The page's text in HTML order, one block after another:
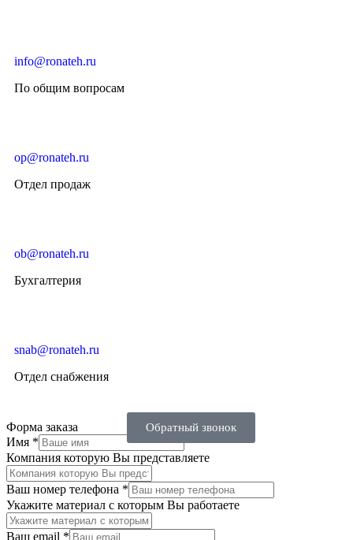
info@ronateh.ru
По общим вопросам
op@ronateh.ru
Отдел продаж
ob@ronateh.ru
Бухгалтерия
snab@ronateh.ru
Отдел снабжения
Обратный звонок
Форма заказа
Имя *
Компания которую Вы представляете
Ваш номер телефона *
Укажите материал с которым Вы работаете
Ваш email *